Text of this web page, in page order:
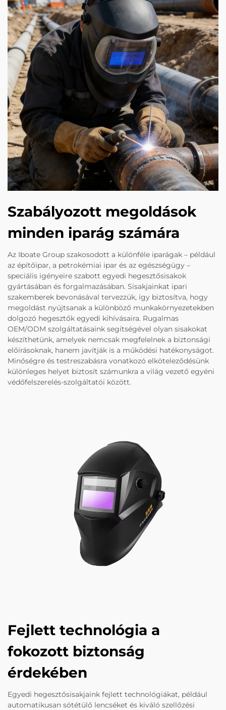
Szabályozott megoldások
minden iparág számára
Az Iboate Group szakosodott a különféle iparágak – például
az építőipar, a petrokémiai ipar és az egészségügy –
speciális igényeire szabott egyedi hegesztősisakok
gyártásában és forgalmazásában. Sisakjainkat ipari
szakemberek bevonásával tervezzük, így biztosítva, hogy
megoldást nyújtsanak a különböző munkakörnyezetekben
dolgozó hegesztők egyedi kihívásaira. Rugalmas
OEM/ODM szolgáltatásaink segítségével olyan sisakokat
készíthetünk, amelyek nemcsak megfelelnek a biztonsági
előírásoknak, hanem javítják is a működési hatékonyságot.
Minőségre és testreszabásra vonatkozó elköteleződésünk
különleges helyet biztosít számunkra a világ vezető egyéni
védőfelszerelés-szolgáltatói között.
Fejlett technológia a
fokozott biztonság
érdekében
Egyedi hegesztősisakjaink fejlett technológiákat, például
automatikusan sötétülő lencséket és kiváló szellőzési